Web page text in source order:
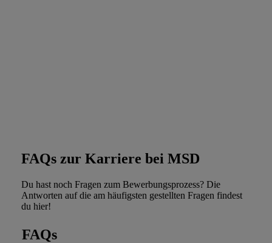
FAQs zur Karriere bei MSD
Du hast noch Fragen zum Bewerbungsprozess? Die
Antworten auf die am häufigsten gestellten Fragen findest
du hier!
FAQs